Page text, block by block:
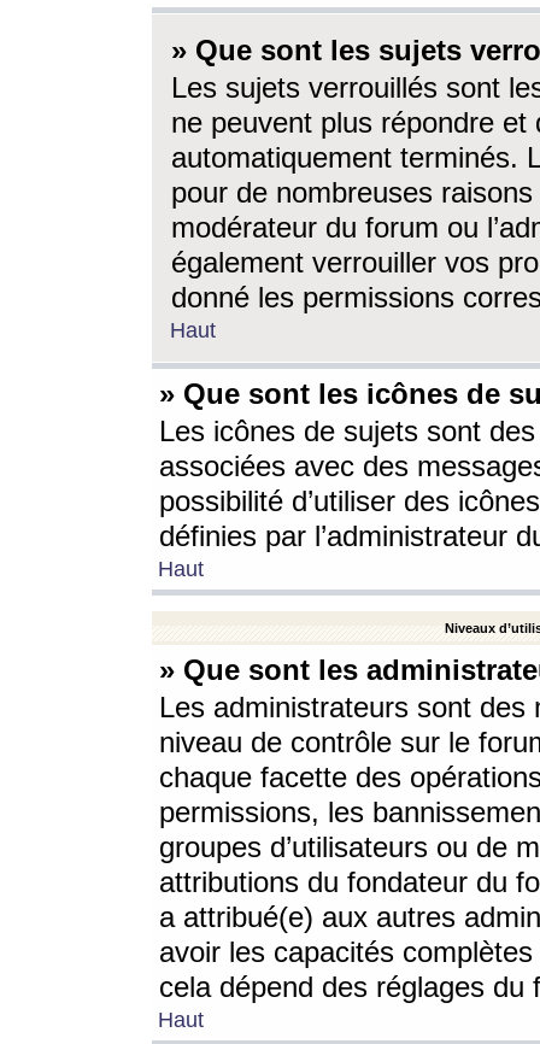
» Que sont les sujets
Les sujets verrouillés sont
ne peuvent plus répondre
automatiquement terminés.
pour de nombreuses
modérateur du forum ou
également verrouiller vos
donné les permissions
Haut
» Que sont les icônes de
Les icônes de sujets sont
associées avec des
possibilité d’utiliser des
définies par l’administrateur
Haut
Niveaux
» Que sont les
Les administrateurs sont
niveau de contrôle sur le
chaque facette des
permissions, les
groupes d’utilisateurs ou de
attributions du fondateur du
a attribué(e) aux autres
avoir les capacités
cela dépend des réglages du
Haut